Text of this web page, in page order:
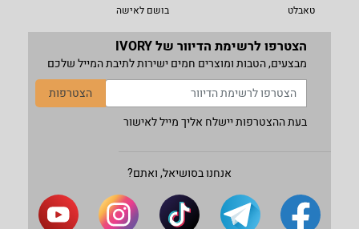
טאבלט
בושם לאישה
הצטרפו לרשימת הדיוור של IVORY
מבצעים, הטבות ומוצרים חמים ישירות לתיבת המייל שלכם
הצטרפות
בעת ההצטרפות יישלח אליך מייל לאישור
אנחנו בסושיאל, ואתם?